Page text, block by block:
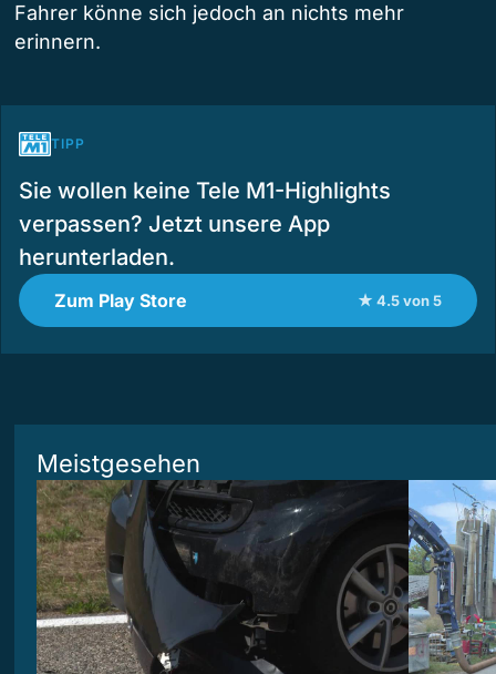
Fahrer könne sich jedoch an nichts mehr
erinnern.
TIPP
Sie wollen keine Tele M1-Highlights
verpassen? Jetzt unsere App
herunterladen.
Zum Play Store ★ 4.5 von 5
Meistgesehen